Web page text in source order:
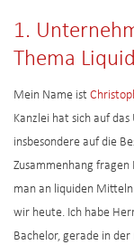
1.
Thema
Mein Name ist
Kanzlei hat sich auf
insbesondere auf die
Zusammenhang
man an liquiden
wir heute. Ich habe
Bachelor, gerade in